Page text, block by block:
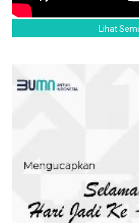
Lihat